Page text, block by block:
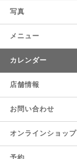
写真
メニュー
カレンダー
店舗情報
お問い合わせ
オンラインショップ